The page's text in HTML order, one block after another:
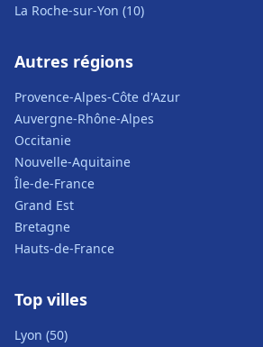
La Roche-sur-Yon (10)
Autres régions
Provence-Alpes-Côte d'Azur
Auvergne-Rhône-Alpes
Occitanie
Nouvelle-Aquitaine
Île-de-France
Grand Est
Bretagne
Hauts-de-France
Top villes
Lyon (50)